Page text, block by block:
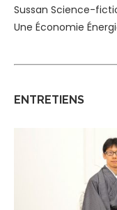
Sussan Science-
Une Économie
ENTRETIENS